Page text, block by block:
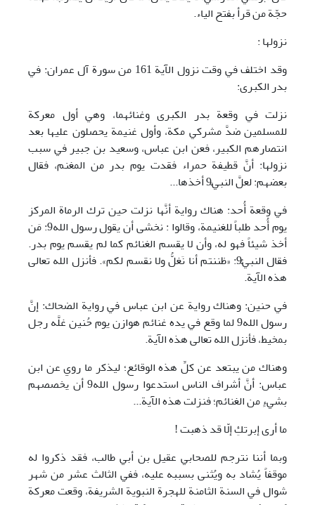
حجّة من قرأ بفتح الياء.
نزولها :
وقد اختلف في وقت نزول الآية 161 من سورة آل عمران: في
بدر الكبرى:
نزلت في وقعة بدر الكبرى وغنائهما، وهي أول معركة
للمسلمين ضدَّ مشركي مكة، وأول غنيمة يحصلون عليها بعد
انتصارهم الكبير، فعن ابن عباس، وسعيد بن جبير في سبب
نزولها: أنَّ قطيفة حمراء فقدت يوم بدر من المغنم، فقال
بعضهم: لعلَّ النبيَّ9 أخذها...
في وقعة أُحد: هناك رواية أنَّها نزلت حين ترك الرماة المركز
يوم أُحد طلباً للغنيمة، وقالوا : نخشى أن يقول رسول الله9: مَن
أخذ شيئاً فهو له، وأن لا يقسم الغنائم كما لم يقسم يوم بدر.
فقال النبيُّ9: «ظننتم أنا نَغلُّ ولا نقسم لكم». فأنزل الله تعالى
هذه الآية.
في حنين: وهناك رواية عن ابن عباس في رواية الضحاك: إنَّ
رسول الله9 لما وقع في يده غنائم هوازن يوم حُنين غلَّه رجل
بمخيط، فأنزل الله تعالى هذه الآية.
وهناك من يبتعد عن كلِّ هذه الوقائع؛ ليذكر ما روي عن ابن
عباس: أنَّ أشراف الناس استدعوا رسول الله9 أن يخصصهم
بشيءٍ من الغنائم؛ فنزلت هذه الآية...
ما أرى إبرتكِ إلّا قد ذهبت !
وبما أننا نترجم للصحابي عقيل بن أبي طالب، فقد ذكروا له
موقفاً يُشاد به ويُثنى بسببه عليه، ففي الثالث عشر من شهر
شوال في السنة الثامنة للهجرة النبوية الشريفة، وقعت معركة